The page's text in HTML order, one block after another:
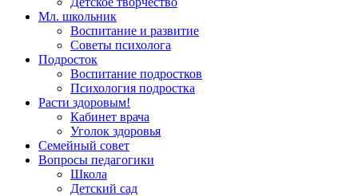
Мл. школьник
Воспитание и развитие
Советы психолога
Подросток
Воспитание подростков
Психология подростка
Расти здоровым!
Кабинет врача
Уголок здоровья
Семейный совет
Вопросы педагогики
Школа
Детский сад